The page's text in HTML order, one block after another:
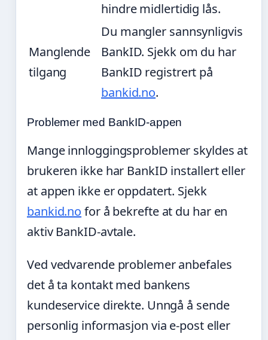
hindre midlertidig lås.
Manglende
tilgang
Du mangler sannsynligvis
BankID. Sjekk om du har
BankID registrert på
bankid.no.
Problemer med BankID-appen
Mange innloggingsproblemer skyldes at
brukeren ikke har BankID installert eller
at appen ikke er oppdatert. Sjekk
bankid.no for å bekrefte at du har en
aktiv BankID-avtale.
Ved vedvarende problemer anbefales
det å ta kontakt med bankens
kundeservice direkte. Unngå å sende
personlig informasjon via e-post eller